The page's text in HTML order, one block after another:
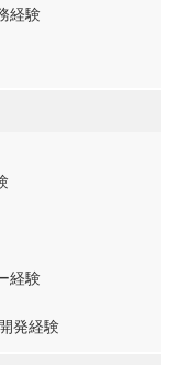
経験
経験
発経験